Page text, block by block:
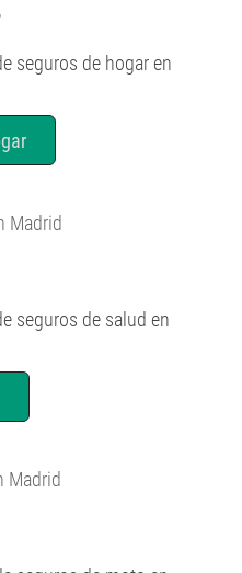
seguros de hogar en
seguros de salud en